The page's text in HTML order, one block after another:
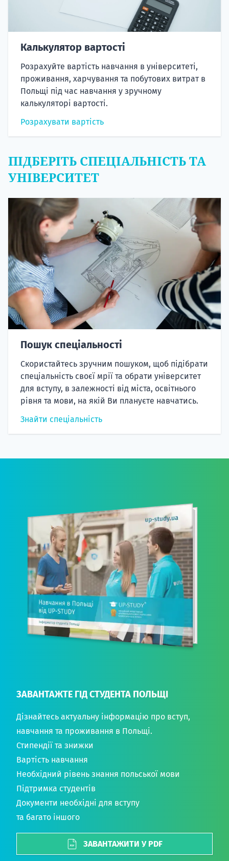
Калькулятор вартості
Розрахуйте вартість навчання в університеті,
проживання, харчування та побутових витрат в
Польщі під час навчання у зручному
калькуляторі вартості.
Розрахувати вартість
ПІДБЕРІТЬ СПЕЦІАЛЬНІСТЬ ТА
УНІВЕРСИТЕТ
Пошук спеціальності
Скористайтесь зручним пошуком, щоб підібрати
спеціальність своєї мрії та обрати університет
для вступу, в залежності від міста, освітнього
рівня та мови, на якій Ви плануєте навчатись.
Знайти спеціальність
ЗАВАНТАЖТЕ ГІД СТУДЕНТА ПОЛЬЩІ
Дізнайтесь актуальну інформацію про вступ,
навчання та проживання в Польщі.
Стипендії та знижки
Вартість навчання
Необхідний рівень знання польської мови
Підтримка студентів
Документи необхідні для вступу
та багато іншого
ЗАВАНТАЖИТИ У PDF